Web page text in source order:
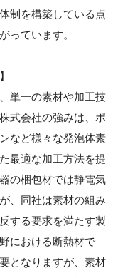
制を構築している点
っています。
単一の素材や加工技
式会社の強みは、ポ
など様々な発泡体素
最適な加工方法を提
の梱包材では静電気
、同社は素材の組み
する要求を満たす製
における断熱材で
となりますが、素材